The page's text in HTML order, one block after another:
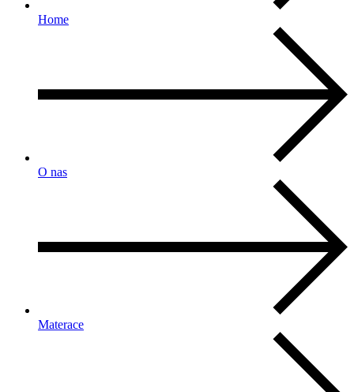
Home
O nas
Materace